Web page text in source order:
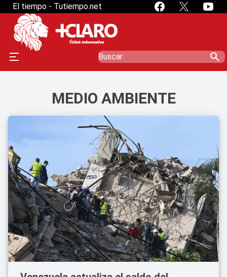
El tiempo - Tutiempo.net
search
MEDIO AMBIENTE